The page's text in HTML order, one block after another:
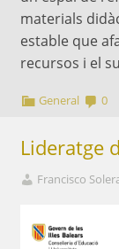
materials
estable que
recursos i el
General 0
Lideratge
Francisco